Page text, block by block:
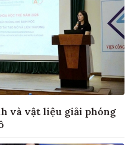
và vật liệu giải phóng